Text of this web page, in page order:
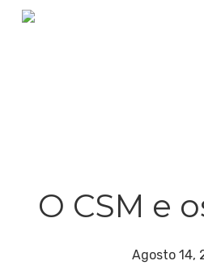
Skip
O CSM e
Agosto 14,